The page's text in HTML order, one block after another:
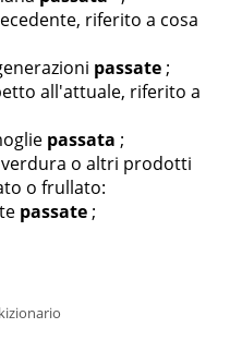
riferito a cosa
passate ;
all'attuale, riferito a
passata ;
o altri prodotti
o frullato:
passate ;